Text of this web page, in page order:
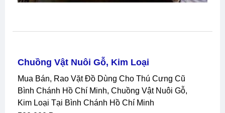
Chuồng Vật Nuôi Gỗ, Kim Loại
Mua Bán, Rao Vặt Đồ Dùng Cho Thú Cưng Cũ
Bình Chánh Hồ Chí Minh, Chuồng Vật Nuôi Gỗ,
Kim Loại Tại Bình Chánh Hồ Chí Minh